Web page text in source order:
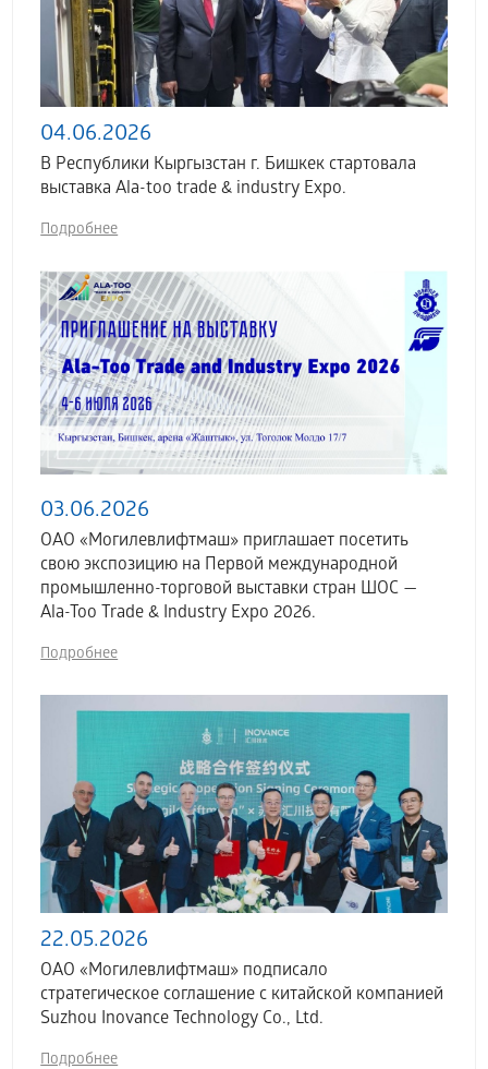
04.06.2026
В Республики Кыргызстан г. Бишкек стартовала
выставка Аla-too trade & industry Expo.
Подробнее
03.06.2026
ОАО «Могилевлифтмаш» приглашает посетить
свою экспозицию на Первой международной
промышленно-торговой выставки стран ШОС —
Ala-Too Trade & Industry Expo 2026.
Подробнее
22.05.2026
ОАО «Могилевлифтмаш» подписало
стратегическое соглашение с китайской компанией
Suzhou Inovance Technology Co., Ltd.
Подробнее